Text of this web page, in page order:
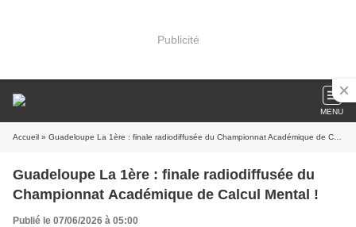
Publicité
MENU
Accueil » Guadeloupe La 1ère : finale radiodiffusée du Championnat Académique de Calcul Mental !
Guadeloupe La 1ère : finale radiodiffusée du
Championnat Académique de Calcul Mental !
Publié le 07/06/2026 à 05:00